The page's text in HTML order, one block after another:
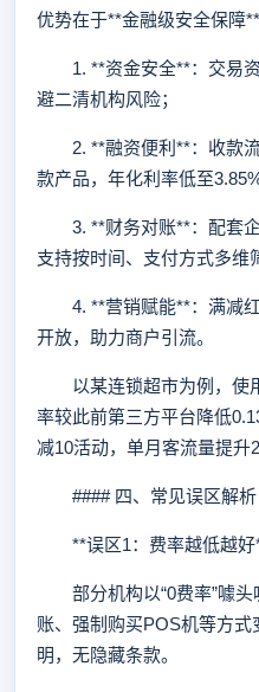
优势在于**金融级安全保障
1. **资金安全**：交易资
避二清机构风险；
2. **融资便利**：收款流
款产品，年化利率低至3.85%
3. **财务对账**：配套企
支持按时间、支付方式多维
4. **营销赋能**：满减红
开放，助力商户引流。
以某连锁超市为例，使
率较此前第三方平台降低
减10活动，单月客流量提升
#### 四、常见误区解析
**误区1：费率越低越好
部分机构以“0费率”噱头
账、强制购买POS机等方
明，无隐藏条款。